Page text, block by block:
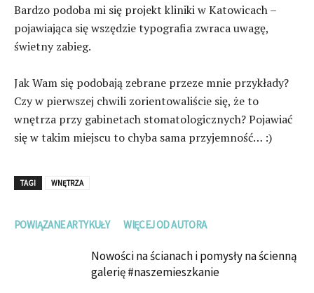
Bardzo podoba mi się projekt kliniki w Katowicach –
pojawiająca się wszędzie typografia zwraca uwagę,
świetny zabieg.
Jak Wam się podobają zebrane przeze mnie przykłady?
Czy w pierwszej chwili zorientowaliście się, że to
wnętrza przy gabinetach stomatologicznych? Pojawiać
się w takim miejscu to chyba sama przyjemność… :)
TAGI WNĘTRZA
POWIĄZANE ARTYKUŁY WIĘCEJ OD AUTORA
Nowości na ścianach i pomysły na ścienną
galerię #naszemieszkanie